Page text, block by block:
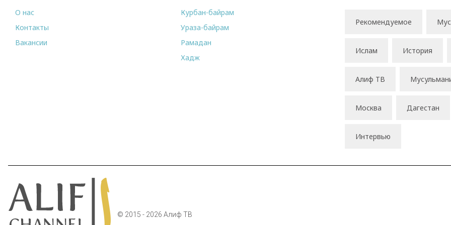
О нас
Контакты
Вакансии
Курбан-байрам
Ураза-байрам
Рамадан
Хадж
Рекомендуемое
Ислам История
Алиф ТВ
Москва Дагестан
Интервью
© 2015 - 2026 Алиф ТВ